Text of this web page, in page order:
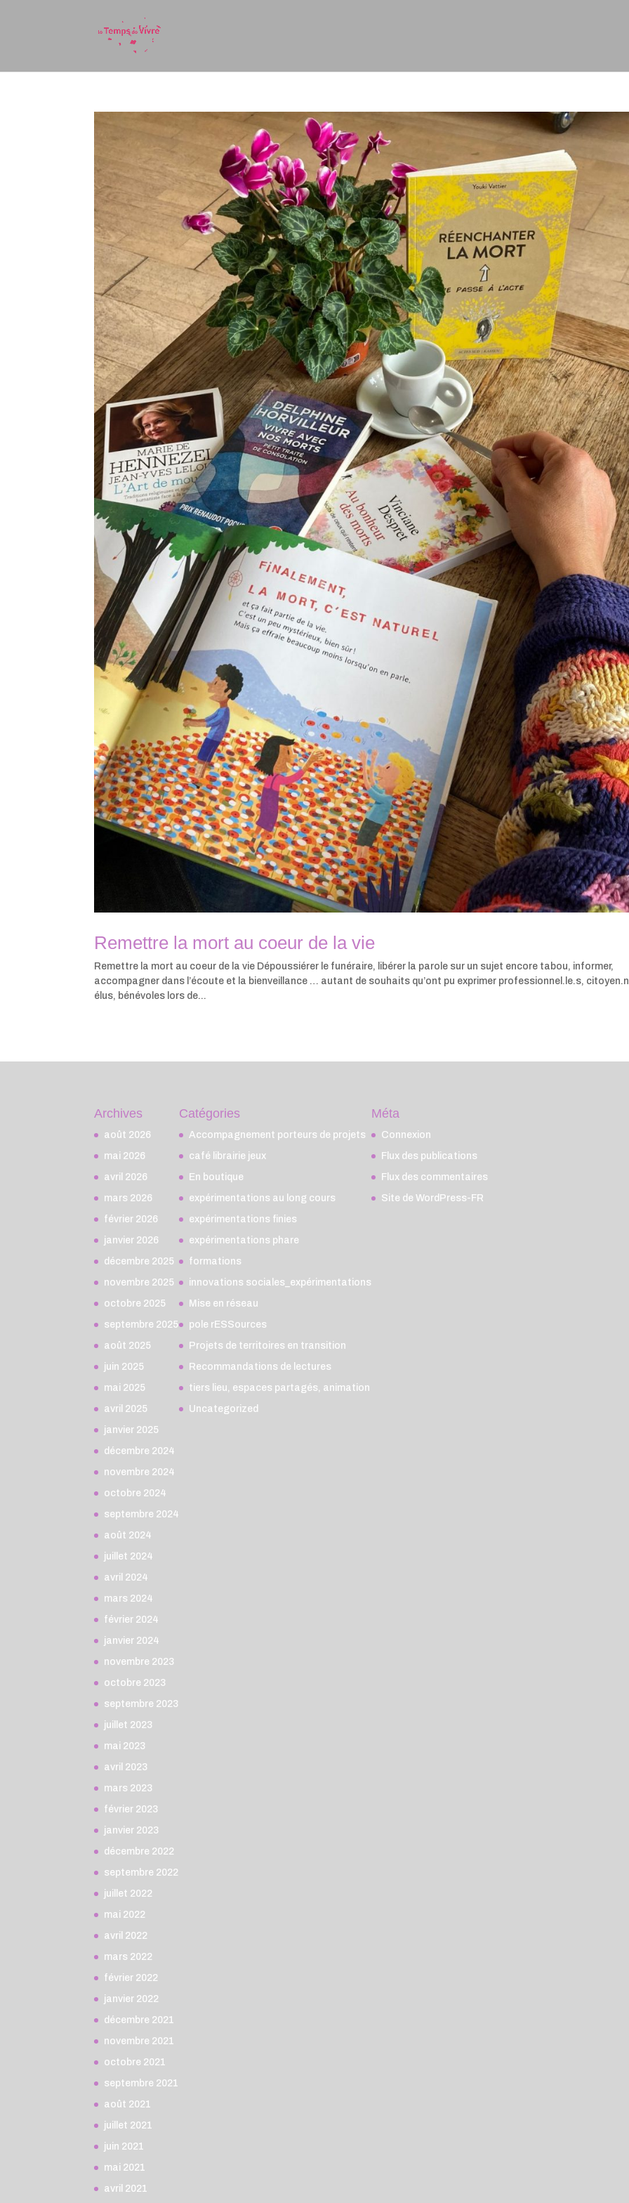
Remettre la mort au coeur de la vie
Remettre la mort au coeur de la vie Dépoussiérer le funéraire, libérer la parole sur un sujet encore tabou, informer,
accompagner dans l’écoute et la bienveillance … autant de souhaits qu’ont pu exprimer professionnel.le.s,
élus, bénévoles lors de...
Archives
août 2026
mai 2026
avril 2026
mars 2026
février 2026
janvier 2026
décembre 2025
novembre 2025
octobre 2025
septembre 2025
août 2025
juin 2025
mai 2025
avril 2025
janvier 2025
décembre 2024
novembre 2024
octobre 2024
septembre 2024
août 2024
juillet 2024
avril 2024
mars 2024
février 2024
janvier 2024
novembre 2023
octobre 2023
septembre 2023
juillet 2023
mai 2023
avril 2023
mars 2023
février 2023
janvier 2023
décembre 2022
septembre 2022
juillet 2022
mai 2022
avril 2022
mars 2022
février 2022
janvier 2022
décembre 2021
novembre 2021
octobre 2021
septembre 2021
août 2021
juillet 2021
juin 2021
mai 2021
avril 2021
Catégories
Accompagnement porteurs de projets
café librairie jeux
En boutique
expérimentations au long cours
expérimentations finies
expérimentations phare
formations
innovations sociales_expérimentations
Mise en réseau
pole rESSources
Projets de territoires en transition
Recommandations de lectures
tiers lieu, espaces partagés, animation
Uncategorized
Méta
Connexion
Flux des publications
Flux des commentaires
Site de WordPress-FR